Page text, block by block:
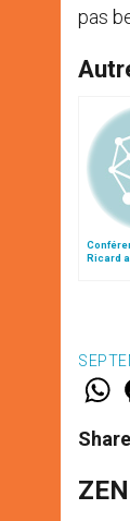
pas
Ricard
t
s
p
p